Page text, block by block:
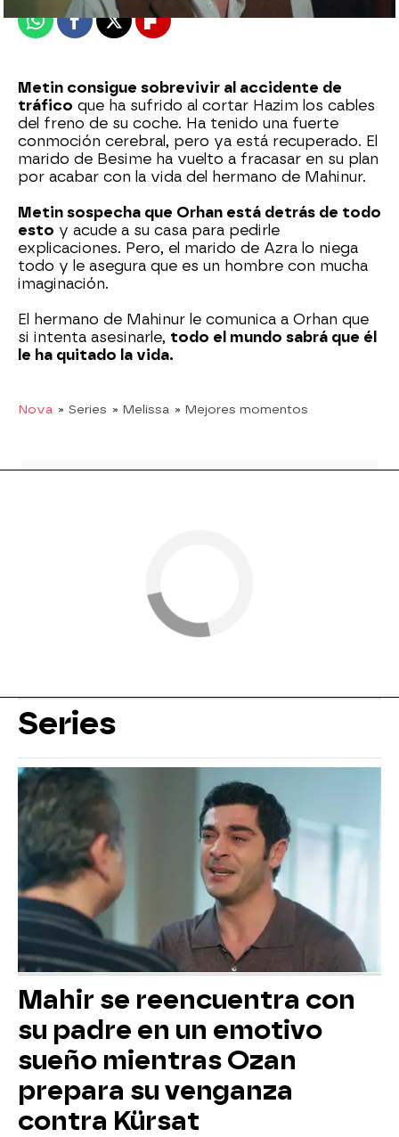
WhatsappFacebook
X Flipboard
Metin consigue sobrevivir al accidente de
tráfico que ha sufrido al cortar Hazim los cables
del freno de su coche. Ha tenido una fuerte
conmoción cerebral, pero ya está recuperado. El
marido de Besime ha vuelto a fracasar en su plan
por acabar con la vida del hermano de Mahinur.
Metin sospecha que Orhan está detrás de todo
esto y acude a su casa para pedirle
explicaciones. Pero, el marido de Azra lo niega
todo y le asegura que es un hombre con mucha
imaginación.
El hermano de Mahinur le comunica a Orhan que
si intenta asesinarle, todo el mundo sabrá que él
le ha quitado la vida.
Nova » Series » Melissa » Mejores momentos
Series
Mahir se reencuentra con
su padre en un emotivo
sueño mientras Ozan
prepara su venganza
contra Kürsat